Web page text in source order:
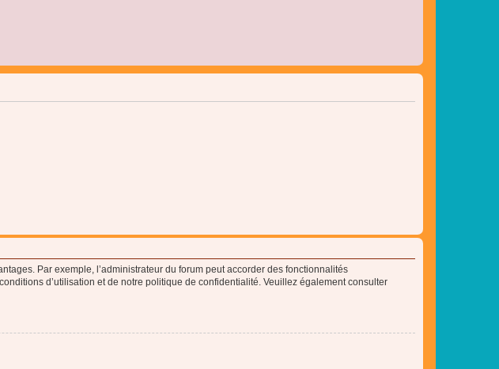
Par exemple, l’administrateur du forum peut accorder des fonctionnalités
d’utilisation et de notre politique de confidentialité. Veuillez également consulter